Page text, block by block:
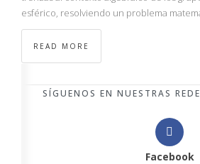
esférico, resolviendo un problema
READ MORE
SÍGUENOS EN NUESTRAS
Facebook